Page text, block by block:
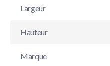
Largeur
Hauteur
Marque